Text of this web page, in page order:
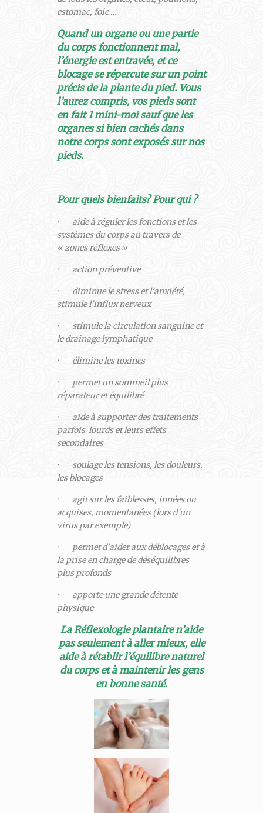
estomac, foie …
Quand un organe ou une partie
du corps fonctionnent mal,
l’énergie est entravée, et ce
blocage se répercute sur un point
précis de la plante du pied. Vous
l’aurez compris, vos pieds sont
en fait 1 mini-moi sauf que les
organes si bien cachés dans
notre corps sont exposés sur nos
pieds.
Pour quels bienfaits? Pour qui ?
· aide à réguler les fonctions et les
systèmes du corps au travers de
« zones réflexes »
· action préventive
· diminue le stress et l’anxiété,
stimule l’influx nerveux
· stimule la circulation sanguine et
le drainage lymphatique
· élimine les toxines
· permet un sommeil plus
réparateur et équilibré
· aide à supporter des traitements
parfois lourds et leurs effets
secondaires
· soulage les tensions, les douleurs,
les blocages
· agit sur les faiblesses, innées ou
acquises, momentanées (lors d’un
virus par exemple)
· permet d’aider aux déblocages et à
la prise en charge de déséquilibres
plus profonds
· apporte une grande détente
physique
La Réflexologie plantaire n’aide
pas seulement à aller mieux, elle
aide à rétablir l’équilibre naturel
du corps et à maintenir les gens
en bonne santé.